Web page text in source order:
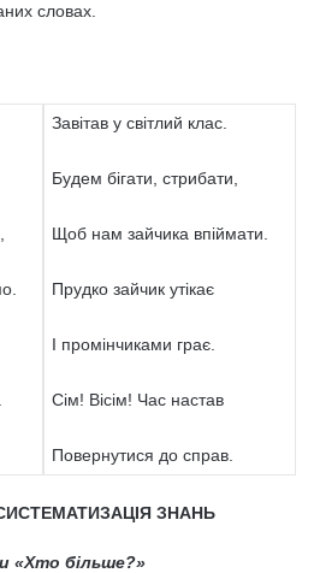
словах.
Завітав у світлий клас.
Будем бігати, стрибати,
Щоб нам зайчика впіймати.
Прудко зайчик утікає
І промінчиками грає.
Сім! Вісім! Час настав
Повернутися до справ.
ЗНАНЬ
«Хто більше?»